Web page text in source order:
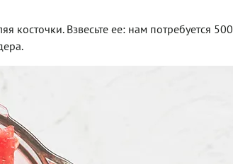
косточки. Взвесьте ее: нам потребуется 500